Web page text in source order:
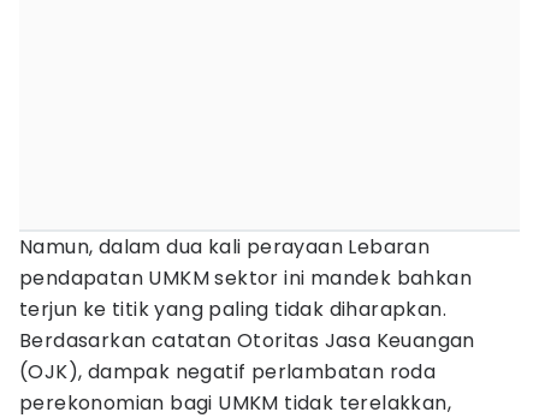
Namun, dalam dua kali perayaan Lebaran
pendapatan UMKM sektor ini mandek bahkan
terjun ke titik yang paling tidak diharapkan.
Berdasarkan catatan Otoritas Jasa Keuangan
(OJK), dampak negatif perlambatan roda
perekonomian bagi UMKM tidak terelakkan,